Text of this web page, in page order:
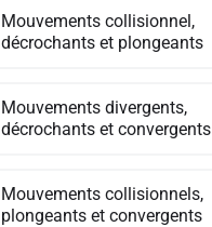
Mouvements collisionnel,
décrochants et plongeants
Mouvements divergents,
décrochants et convergents
Mouvements collisionnels,
plongeants et convergents